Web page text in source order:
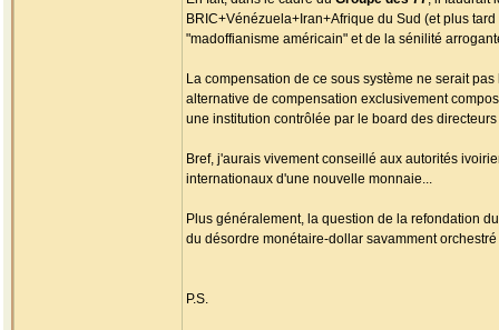
BRIC+Vénézuela+Iran+Afrique du Sud (et plus
"madoffianisme américain" et de la sénilité
La compensation de ce sous système ne serait
alternative de compensation exclusivement
une institution contrôlée par le board des
Bref, j'aurais vivement conseillé aux autorités
internationaux d'une nouvelle monnaie...
Plus généralement, la question de la refondation
du désordre monétaire-dollar savamment
P.S.